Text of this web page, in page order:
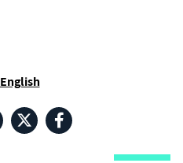
English